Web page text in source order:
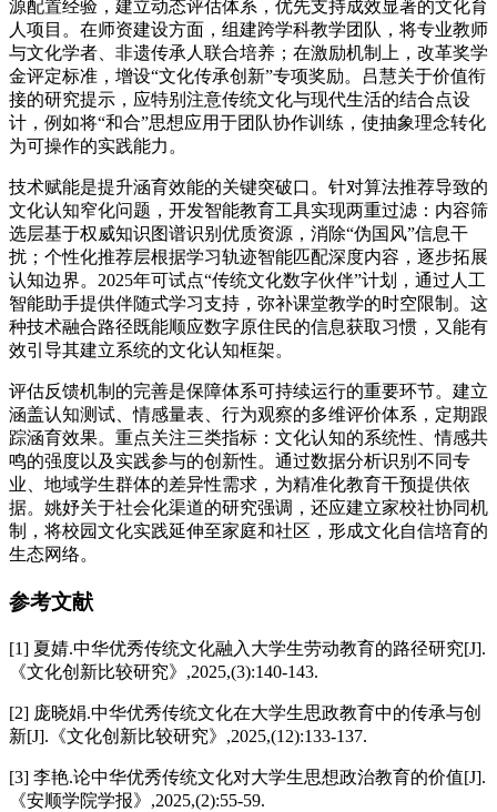
源配置经验，建立动态评估体系，优先支持成效显著的文化育
人项目。在师资建设方面，组建跨学科教学团队，将专业教师
与文化学者、非遗传承人联合培养；在激励机制上，改革奖学
金评定标准，增设“文化传承创新”专项奖励。吕慧关于价值衔
接的研究提示，应特别注意传统文化与现代生活的结合点设
计，例如将“和合”思想应用于团队协作训练，使抽象理念转化
为可操作的实践能力。
技术赋能是提升涵育效能的关键突破口。针对算法推荐导致的
文化认知窄化问题，开发智能教育工具实现两重过滤：内容筛
选层基于权威知识图谱识别优质资源，消除“伪国风”信息干
扰；个性化推荐层根据学习轨迹智能匹配深度内容，逐步拓展
认知边界。2025年可试点“传统文化数字伙伴”计划，通过人工
智能助手提供伴随式学习支持，弥补课堂教学的时空限制。这
种技术融合路径既能顺应数字原住民的信息获取习惯，又能有
效引导其建立系统的文化认知框架。
评估反馈机制的完善是保障体系可持续运行的重要环节。建立
涵盖认知测试、情感量表、行为观察的多维评价体系，定期跟
踪涵育效果。重点关注三类指标：文化认知的系统性、情感共
鸣的强度以及实践参与的创新性。通过数据分析识别不同专
业、地域学生群体的差异性需求，为精准化教育干预提供依
据。姚妤关于社会化渠道的研究强调，还应建立家校社协同机
制，将校园文化实践延伸至家庭和社区，形成文化自信培育的
生态网络。
参考文献
[1] 夏婧.中华优秀传统文化融入大学生劳动教育的路径研究[J].
《文化创新比较研究》,2025,(3):140-143.
[2] 庞晓娟.中华优秀传统文化在大学生思政教育中的传承与创
新[J].《文化创新比较研究》,2025,(12):133-137.
[3] 李艳.论中华优秀传统文化对大学生思想政治教育的价值[J].
《安顺学院学报》,2025,(2):55-59.